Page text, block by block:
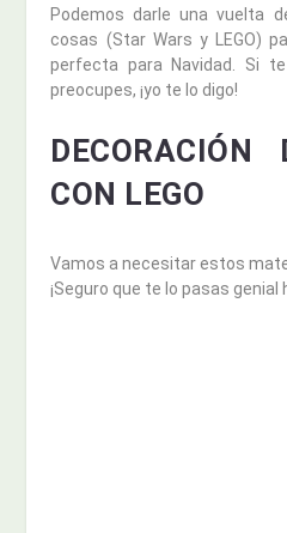
Podemos darle una vuelta
cosas (Star Wars y LEGO)
perfecta para Navidad. Si
preocupes, ¡yo te lo digo!
DECORACIÓN
CON LEGO
Vamos a necesitar estos
¡Seguro que te lo pasas genial